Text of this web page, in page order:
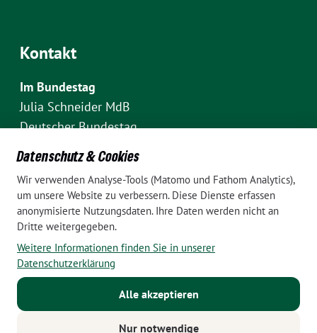
Kontakt
Im Bundestag
Julia Schneider MdB
Deutscher Bundestag
Fraktion Bündnis 90/Die Grünen
Platz der Republik 1
D-10111 Berlin
E-Mail: julia.schneider(at)bundestag.de
Telefon: +49 30 227 70907
Im Wahlkreis Pankow
Wahlkreisbüro Julia Schneider
10437 Berlin
Datenschutz & Cookies
Wir verwenden Analyse-Tools (Matomo und Fathom Analytics),
um unsere Website zu verbessern. Diese Dienste erfassen
anonymisierte Nutzungsdaten. Ihre Daten werden nicht an
Dritte weitergegeben.
Weitere Informationen finden Sie in unserer
Datenschutzerklärung
Alle akzeptieren
Nur notwendige